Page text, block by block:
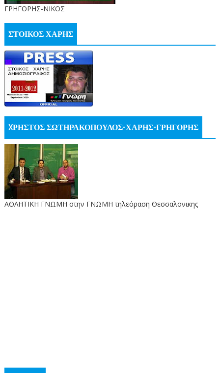
ΓΡΗΓΟΡΗΣ-ΝΙΚΟΣ
ΣΤΟΙΚΟΣ ΧΑΡΗΣ
XΡΗΣΤΟΣ ΣΩΤΗΡΑΚΟΠΟΥΛΟΣ-ΧΑΡΗΣ-ΓΡΗΓΟΡΗΣ
ΑΘΛΗΤΙΚΗ ΓΝΩΜΗ στην ΓΝΩΜΗ τηλεόραση Θεσσαλονικης